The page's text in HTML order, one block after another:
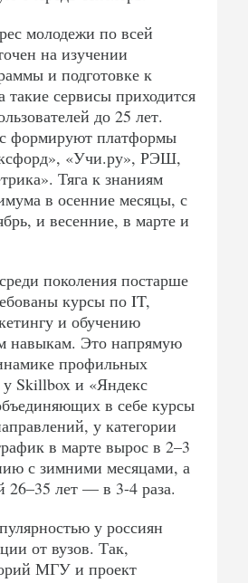
молодежи по всей
на изучении
и подготовке к
сервисы приходится
до 25 лет.
формируют платформы
«Учи.ру», РЭШ,
Тяга к знаниям
в осенние месяцы, с
и весенние, в марте и
поколения постарше
курсы по IT,
и обучению
навыкам. Это напрямую
профильных
Skillbox и «Яндекс
в себе курсы
у категории
в марте вырос в 2–3
с зимними месяцами, а
26–35 лет — в 3-4 раза.
у россиян
от вузов. Так,
МГУ и проект